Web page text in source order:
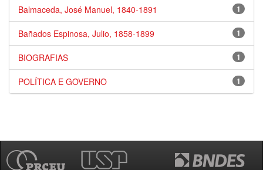
1
Balmaceda, José Manuel, 1840-1891
1
Bañados Espinosa, Julio, 1858-1899
1
BIOGRAFIAS
1
POLÍTICA E GOVERNO